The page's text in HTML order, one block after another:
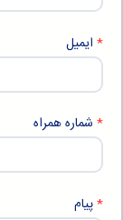
ایمیل
شماره همراه
پیام